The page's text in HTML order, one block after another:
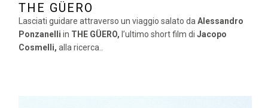
THE GÜERO
Lasciati guidare attraverso un viaggio salato daAlessandro
Ponzanelli in THE GÜERO, l’ultimo short film di Jacopo
Cosmelli, alla ricerca..